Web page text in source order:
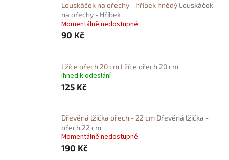
Louskáček na ořechy - hříbek hnědý Louskáček
na ořechy - Hříbek
Momentálně nedostupné
90 Kč
Lžíce ořech 20 cm Lžíce ořech 20 cm
Ihned k odeslání
125 Kč
Dřevěná lžička ořech - 22 cm Dřevěná lžička -
ořech 22 cm
Momentálně nedostupné
190 Kč